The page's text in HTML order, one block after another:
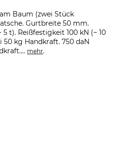
Baum (zwei Stück
Gurtbreite 50 mm.
t). Reißfestigkeit 100 kN (~ 10
50 kg Handkraft. 750 daN
mehr.